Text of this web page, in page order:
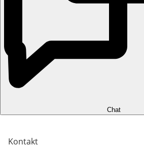
Chat
Kontakt